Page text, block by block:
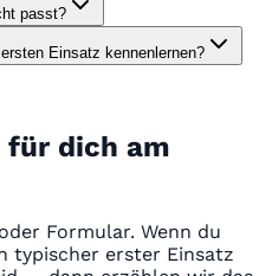
passt?
Einsatz kennenlernen?
für dich am
Formular. Wenn du
typischer erster Einsatz